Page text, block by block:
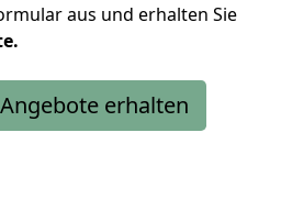
aus und erhalten Sie
erhalten